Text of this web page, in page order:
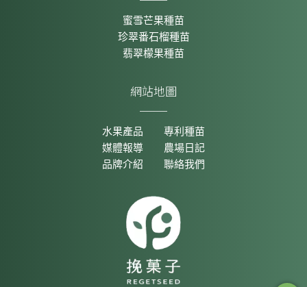
蜜雪芒果種苗
珍翠番石榴種苗
翡翠檬果種苗
網站地圖
水果產品
專利種苗
媒體報導
農場日記
品牌介紹
聯絡我們